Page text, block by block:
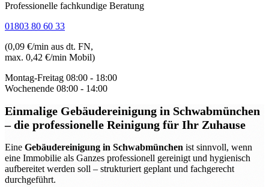
Professionelle fachkundige Beratung
01803 80 60 33
(0,09 €/min aus dt. FN,
max. 0,42 €/min Mobil)
Montag-Freitag 08:00 - 18:00
Wochenende 08:00 - 14:00
Einmalige Gebäudereinigung in Schwabmünchen
– die professionelle Reinigung für Ihr Zuhause
Eine Gebäudereinigung in Schwabmünchen ist sinnvoll, wenn
eine Immobilie als Ganzes professionell gereinigt und hygienisch
aufbereitet werden soll – strukturiert geplant und fachgerecht
durchgeführt.